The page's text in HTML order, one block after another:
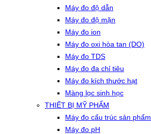
Máy đo độ dẫn
Máy đo độ mặn
Máy đo ion
Máy đo oxi hòa tan (DO)
Máy đo TDS
Máy đo đa chỉ tiêu
Máy đo kích thước hạt
Màng lọc sinh học
THIẾT BỊ MỸ PHẨM
Máy đo cấu trúc sản phẩm
Máy đo pH